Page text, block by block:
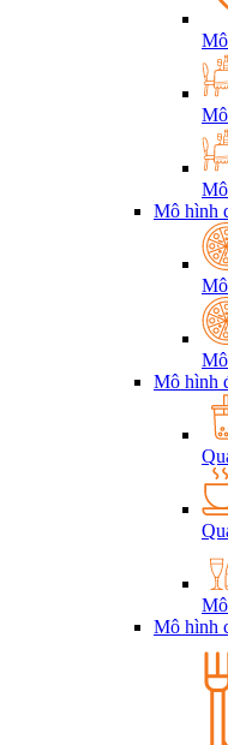
Mô hình
Mô hình
Mô hình